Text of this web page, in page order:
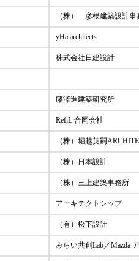
（株） 彦根建築設計
yHa architects
株式会社日建設計
藤澤進建築研究所
RefiL 合同会社
（株）堀越英嗣
（株）日本設計
（株）三上建築事務所
アーキテクトシップ
（有）松下設計
みらい共創Lab／Mazda